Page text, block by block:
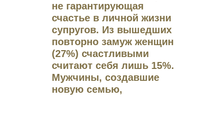
не гарантирующая
счастье в личной жизни
супругов. Из вышедших
повторно замуж женщин
(27%) счастливыми
считают себя лишь 15%.
Мужчины, создавшие
новую семью,